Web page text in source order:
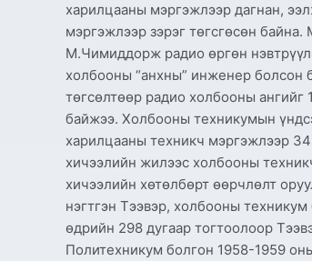
харилцааны мэргэжлээр дагнан,
мэргэжлээр зэрэг төгсгөсөн
М.Чимиддорж радио өргөн
холбооны “анхны” инженер болсон
төгсөлтөөр радио холбооны ангийг
байжээ. Холбооны техникумын
харилцааны техникч мэргэжлээр
хичээлийн жилээс холбооны
хичээлийн хөтөлбөрт өөрчлөлт
нэгтгэн Тээвэр, холбооны
өдрийн 298 дугаар тогтоолоор
Политехникум болгон 1958-1959